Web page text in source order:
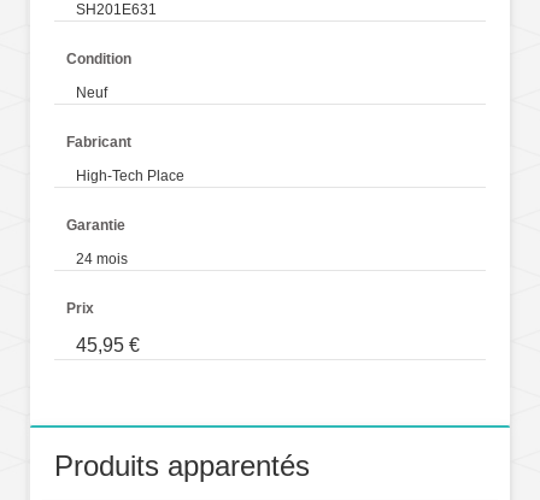
SH201E631
Condition
Neuf
Fabricant
High-Tech Place
Garantie
24 mois
Prix
45,95 €
Produits apparentés